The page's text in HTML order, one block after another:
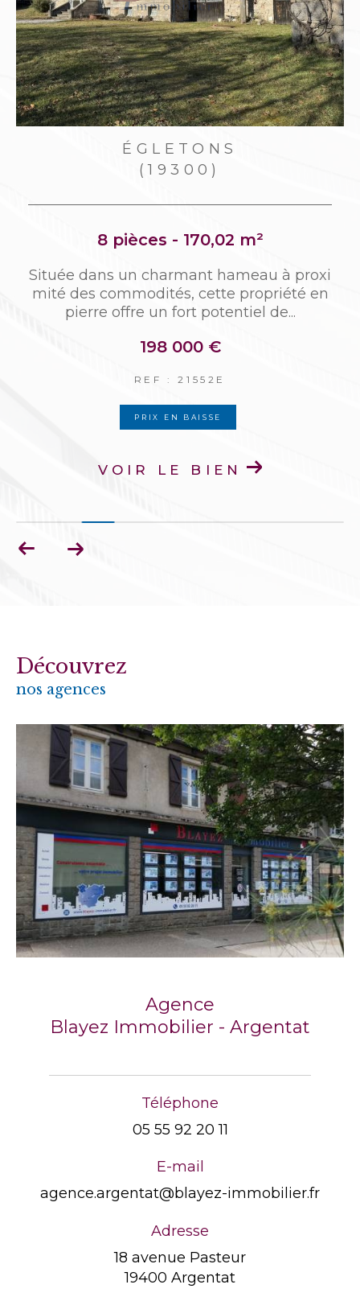
ÉGLETONS
(19300)
8 pièces - 170,02 m²
Située dans un charmant hameau à proxi
mité des commodités, cette propriété en
pierre offre un fort potentiel de...
198 000 €
REF : 21552E
PRIX EN BAISSE
VOIR LE BIEN
Découvrez
nos agences
Agence
Blayez Immobilier - Argentat
Téléphone
05 55 92 20 11
E-mail
agence.argentat@blayez-immobilier.fr
Adresse
18 avenue Pasteur
19400 Argentat